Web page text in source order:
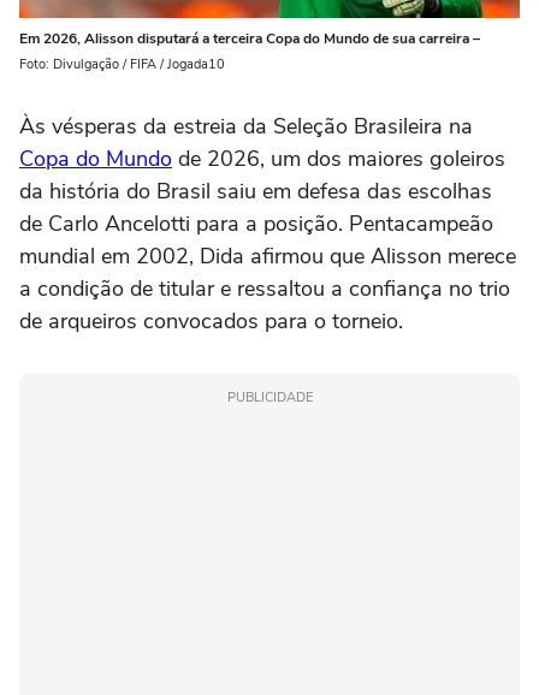
Em 2026, Alisson disputará a terceira Copa do Mundo de sua carreira –
Foto: Divulgação / FIFA / Jogada10
Às vésperas da estreia da Seleção Brasileira na
Copa do Mundo de 2026, um dos maiores goleiros
da história do Brasil saiu em defesa das escolhas
de Carlo Ancelotti para a posição. Pentacampeão
mundial em 2002, Dida afirmou que Alisson merece
a condição de titular e ressaltou a confiança no trio
de arqueiros convocados para o torneio.
PUBLICIDADE